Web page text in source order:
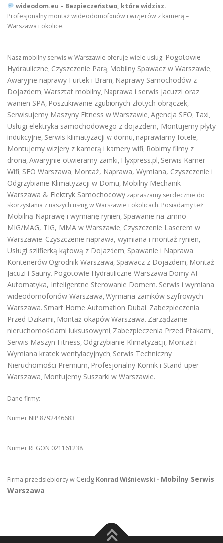
wideodom.eu – Bezpieczeństwo, które widzisz.
Profesjonalny montaż wideodomofonów i wizjerów z kamerą –
Warszawa i okolice.
Nasz mobilny serwis w Warszawie oferuje wiele usług: Pogotowie
Hydrauliczne, Czyszczenie Parą, Mobilny Spawacz w Warszawie,
Awaryjne naprawy Furtek i Bram, Naprawy Samochodów z
Dojazdem, Warsztat mobilny, Naprawa i serwis jacuzzi oraz
wanien SPA, Poszukiwanie zgubionych złotych obrączek,
Serwisujemy Maszyny Fitness w Warszawie, Agencja SEO, Taxi,
Usługi elektryka samochodowego z dojazdem, Montujemy płyty
indukcyjne, Serwis klimatyzacji w domu, naprawiamy fotele,
Montujemy wizjery z kamerą i kamery wifi, Robimy filmy z
drona, Awaryjnie otwieramy zamki, Flyxpress.pl, Serwis Kamer
Wifi, SEO Warszawa, Montaż, Naprawa, Wymiana, Czyszczenie i
Odgrzybianie Klimatyzacji w Domu, Mobilny Mechanik
Warszawa & Elektryk Samochodowy zapraszamy serdecznie do
skorzystania z naszych usług w Warszawie i okolicach. Posiadamy też
Mobilną Naprawę i wymianę rynien, Spawanie na zimno
MIG/MAG, TIG, MMA w Warszawie, Czyszczenie Laserem w
Warszawie. Czyszczenie naprawa, wymiana i montaż rynien,
Usługi szlifierką kątową z Dojazdem, Spawanie i Naprawa
Kontenerów Ogrodnik Warszawa, Spawacz z Dojazdem, Montaż
Jacuzi i Sauny. Pogotowie Hydrauliczne Warszawa Domy AI -
Automatyka, Inteligentne Sterowanie Domem. Serwis i wymiana
wideodomofonów Warszawa, Wymiana zamków szyfrowych
Warszawa. Smart Home Automation Dubai. Zabezpieczenia
Przed Dzikami, Montaż okapów Warszawa. Zarządzanie
nieruchomościami luksusowymi, Zabezpieczenia Przed Ptakami,
Serwis Maszyn Fitness, Odgrzybianie Klimatyzacji, Montaż i
Wymiana kratek wentylacyjnych, Serwis Techniczny
Nieruchomości Premium, Profesjonalny Komik i Stand-uper
Warszawa, Montujemy Suszarki w Warszawie.
Dane firmy:
Numer NIP 8792446683
Numer REGON 021161238
Firma przedsiębiorcy w Ceidg Konrad Wiśniewski - Mobilny Serwis
Warszawa